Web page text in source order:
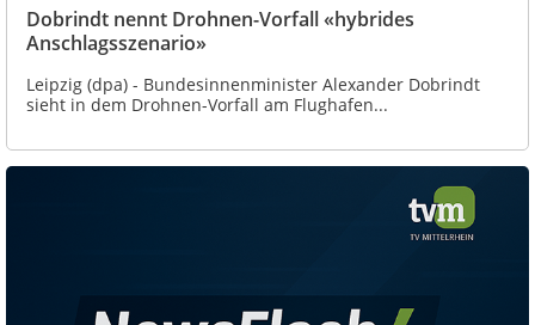
Dobrindt nennt Drohnen-Vorfall «hybrides
Anschlagsszenario»
Leipzig (dpa) - Bundesinnenminister Alexander Dobrindt
sieht in dem Drohnen-Vorfall am Flughafen...